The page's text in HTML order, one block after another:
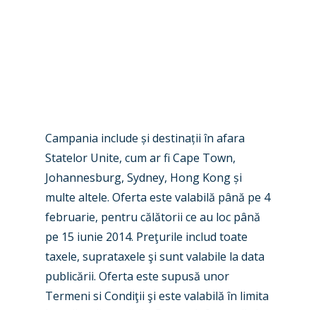
Campania include și destinații în afara
Statelor Unite, cum ar fi Cape Town,
Johannesburg, Sydney, Hong Kong și
multe altele. Oferta este valabilă până pe 4
februarie, pentru călătorii ce au loc până
pe 15 iunie 2014. Preţurile includ toate
taxele, suprataxele şi sunt valabile la data
publicării. Oferta este supusă unor
Termeni si Condiţii şi este valabilă în limita
Paris 2023
Farnborough 2022
Dubai 2019
Paris 2019
Trip Reports
Marketplace
Jobs
Contact